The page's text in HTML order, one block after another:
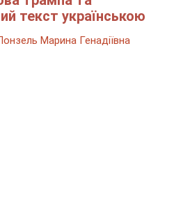
текст українською
Марина Генадіївна